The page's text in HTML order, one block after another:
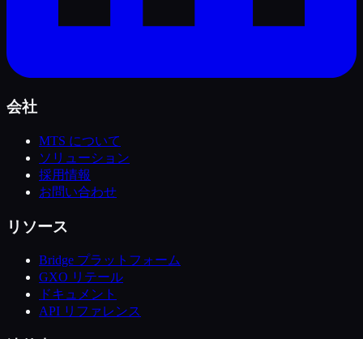
会社
MTS について
ソリューション
採用情報
お問い合わせ
リソース
Bridge プラットフォーム
GXO リテール
ドキュメント
API リファレンス